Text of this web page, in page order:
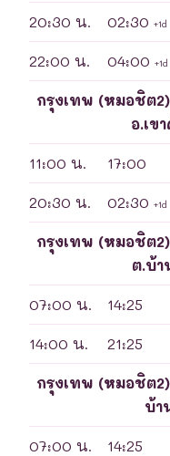
20:30 น. 02:30 +1d
22:00 น. 04:00 +1d
กรุงเทพ (หมอชิต
อ.เข
11:00 น. 17:00
20:30 น. 02:30 +1d
กรุงเทพ (หมอชิต
ต.บ้
07:00 น. 14:25
14:00 น. 21:25
กรุงเทพ (หมอชิต
บ้า
07:00 น. 14:25